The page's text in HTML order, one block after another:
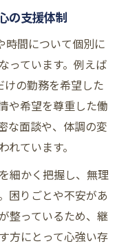
の支援体制
時間について個別に
っています。例えば
けの勤務を希望した
や希望を尊重した働
な面談や、体調の変
ています。
細かく把握し、無理
困りごとや不安があ
整っているため、継
方にとって心強い存